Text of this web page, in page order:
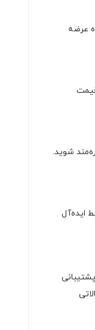
عرضه
قیمت
شوید.
ایده‌آل